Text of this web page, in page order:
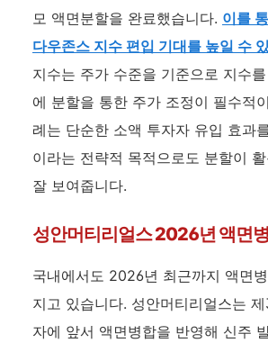
모 액면분할을 완료했습니다. 이를
다우존스 지수 편입 기대를 높일 수
지수는 주가 수준을 기준으로 지수
에 분할을 통한 주가 조정이 필수적
례는 단순한 소액 투자자 유입 효과
이라는 전략적 목적으로도 분할이
잘 보여줍니다.
성안머티리얼스 2026년 액면
국내에서도 2026년 최근까지 액면
지고 있습니다. 성안머티리얼스는
자에 앞서 액면병합을 반영해 신주